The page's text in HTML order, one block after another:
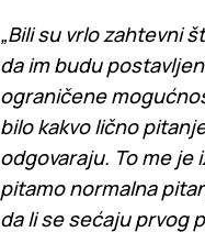
„Bili su vrlo zahtevni
da im budu
ograničene
bilo kakvo lično
odgovaraju. To me je
pitamo normalna
da li se sećaju prvog